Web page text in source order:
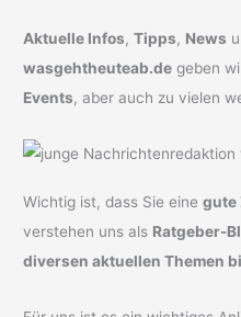
Aktuelle Infos,Tipps, News
wasgehtheuteab.de geben
Events, aber auch zu vielen
Wichtig ist, dass Sie einegute
verstehen uns als Ratgeber-
diversen aktuellen Themen